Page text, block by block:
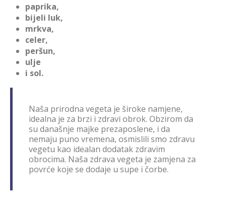
paprika,
bijeli luk,
mrkva,
celer,
peršun,
ulje
i sol.
Naša prirodna vegeta je široke namjene,
idealna je za brzi i zdravi obrok. Obzirom da
su današnje majke prezaposlene, i da
nemaju puno vremena, osmislili smo zdravu
vegetu kao idealan dodatak zdravim
obrocima. Naša zdrava vegeta je zamjena za
povrće koje se dodaje u supe i čorbe.